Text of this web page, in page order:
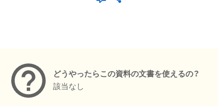
どうやったらこの資料の文書を使えるの？
該当なし